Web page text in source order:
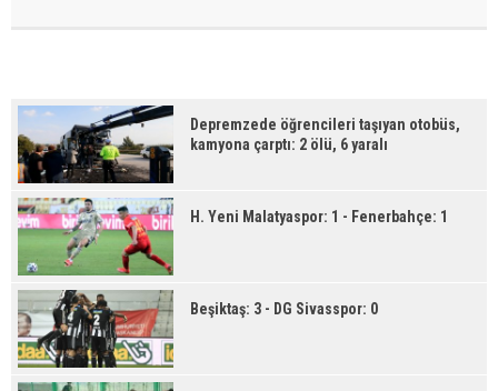
Depremzede öğrencileri taşıyan otobüs,
kamyona çarptı: 2 ölü, 6 yaralı
H. Yeni Malatyaspor: 1 - Fenerbahçe: 1
Beşiktaş: 3 - DG Sivasspor: 0